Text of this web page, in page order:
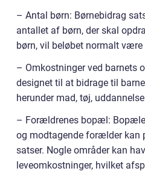
– Antal børn: Børnebidrag
antallet af børn, der skal
børn, vil beløbet normalt være
– Omkostninger ved barnets
designet til at bidrage til
herunder mad, tøj,
– Forældrenes bopæl:
og modtagende forælder kan
satser. Nogle områder kan
leveomkostninger, hvilket